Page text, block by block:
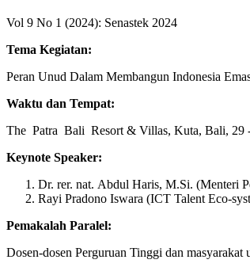
Vol 9 No 1 (2024): Senastek 2024
Tema Kegiatan:
Peran Unud Dalam Membangun Indonesia
Waktu dan Tempat:
The Patra Bali Resort & Villas, Kuta, Bali, 29
Keynote Speaker:
Dr. rer. nat. Abdul Haris, M.Si. (Menteri
Rayi Pradono Iswara (ICT Talent Eco-
Pemakalah Paralel:
Dosen-dosen Perguruan Tinggi dan